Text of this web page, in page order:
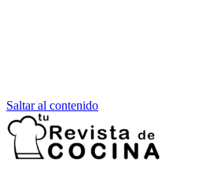
Saltar al contenido